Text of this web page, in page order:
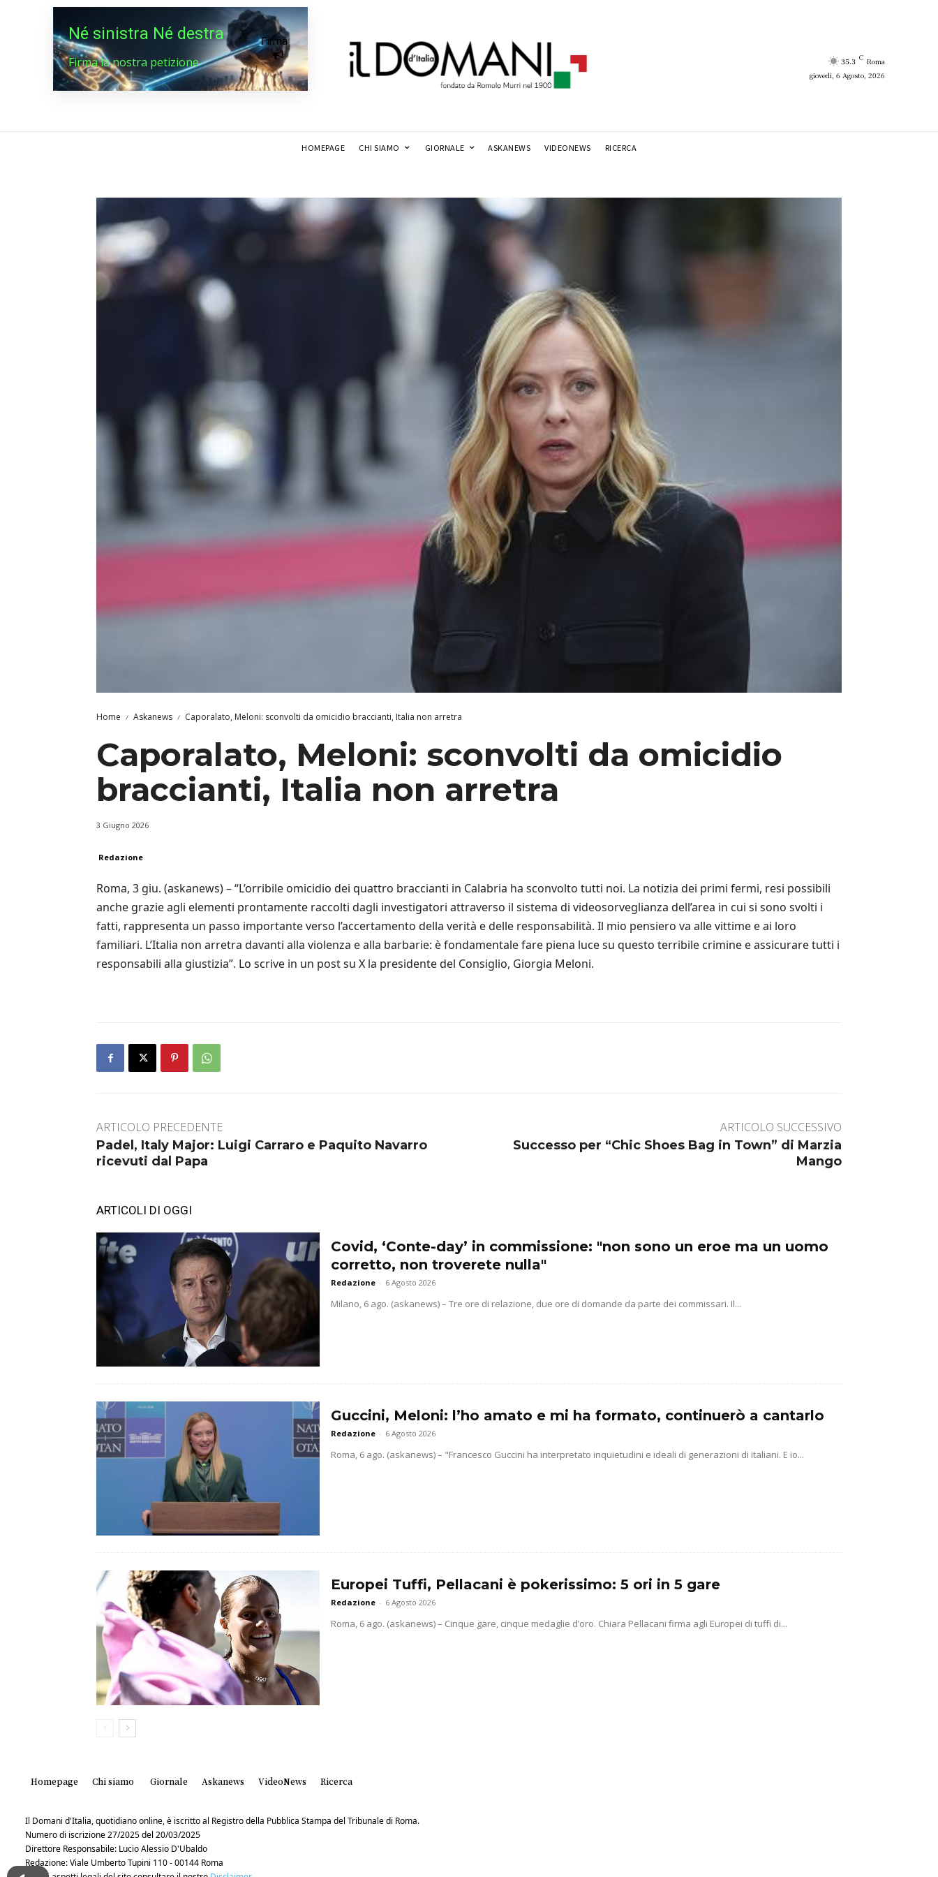
Né sinistra Né destra
Firma la nostra petizione
Firma
35.3 C Roma
giovedì, 6 Agosto, 2026
HOMEPAGE CHI SIAMO GIORNALE ASKANEWS VIDEONEWS RICERCA
Home Askanews Caporalato, Meloni: sconvolti da omicidio braccianti, Italia non arretra
Caporalato, Meloni: sconvolti da omicidio
braccianti, Italia non arretra
3 Giugno 2026
Redazione
Roma, 3 giu. (askanews) – “L’orribile omicidio dei quattro braccianti in Calabria ha sconvolto tutti noi. La notizia dei primi fermi, resi possibili
anche grazie agli elementi prontamente raccolti dagli investigatori attraverso il sistema di videosorveglianza dell’area in cui si sono svolti i
fatti, rappresenta un passo importante verso l’accertamento della verità e delle responsabilità. Il mio pensiero va alle vittime e ai loro
familiari. L’Italia non arretra davanti alla violenza e alla barbarie: è fondamentale fare piena luce su questo terribile crimine e assicurare tutti i
responsabili alla giustizia”. Lo scrive in un post su X la presidente del Consiglio, Giorgia Meloni.
ARTICOLO PRECEDENTE
Padel, Italy Major: Luigi Carraro e Paquito Navarro
ricevuti dal Papa
ARTICOLO SUCCESSIVO
Successo per “Chic Shoes Bag in Town” di Marzia
Mango
ARTICOLI DI OGGI
Covid, ‘Conte-day’ in commissione: "non sono un eroe ma un uomo
corretto, non troverete nulla"
Redazione - 6 Agosto 2026
Milano, 6 ago. (askanews) – Tre ore di relazione, due ore di domande da parte dei commissari. Il...
Guccini, Meloni: l’ho amato e mi ha formato, continuerò a cantarlo
Redazione - 6 Agosto 2026
Roma, 6 ago. (askanews) – "Francesco Guccini ha interpretato inquietudini e ideali di generazioni di italiani. E io...
Europei Tuffi, Pellacani è pokerissimo: 5 ori in 5 gare
Redazione - 6 Agosto 2026
Roma, 6 ago. (askanews) – Cinque gare, cinque medaglie d’oro. Chiara Pellacani firma agli Europei di tuffi di...
Homepage Chi siamo Giornale Askanews VideoNews Ricerca
Il Domani d'Italia, quotidiano online, è iscritto al Registro della Pubblica Stampa del Tribunale di Roma.
Numero di iscrizione 27/2025 del 20/03/2025
Direttore Responsabile: Lucio Alessio D'Ubaldo
Redazione: Viale Umberto Tupini 110 - 00144 Roma